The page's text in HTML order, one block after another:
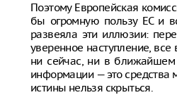
Поэтому Европейская
бы огромную пользу ЕС и
развеяла эти иллюзии:
уверенное наступление,
ни сейчас, ни в ближайшем
информации — это средства
истины нельзя скрыться.